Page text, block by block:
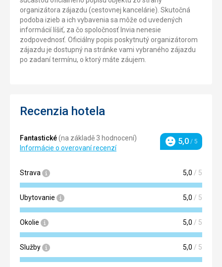
organizátora zájazdu (cestovnej kancelárie). Skutočná
podoba izieb a ich vybavenia sa môže od uvedených
informácií líšiť, za čo spoločnosť Invia nenesie
zodpovednosť. Oficiálny popis poskytnutý organizátorom
zájazdu je dostupný na stránke vami vybraného zájazdu
po zadaní termínu, o ktorý máte záujem.
Recenzia hotela
Fantastické(na základě 3 hodnocení)
Informácie o overovaní recenzí
Hodnotenie
5,0 / 5
Strava 5,0 / 5
Ubytovanie 5,0 / 5
Okolie 5,0 / 5
Služby 5,0 / 5